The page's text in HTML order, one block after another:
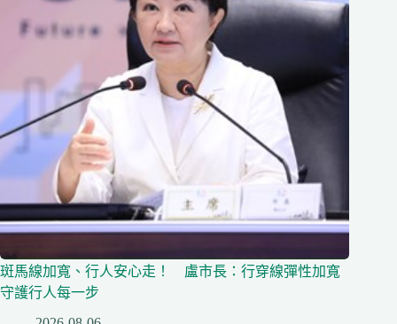
斑馬線加寬、行人安心走！ 盧市長：行穿線彈性加寬
守護行人每一步